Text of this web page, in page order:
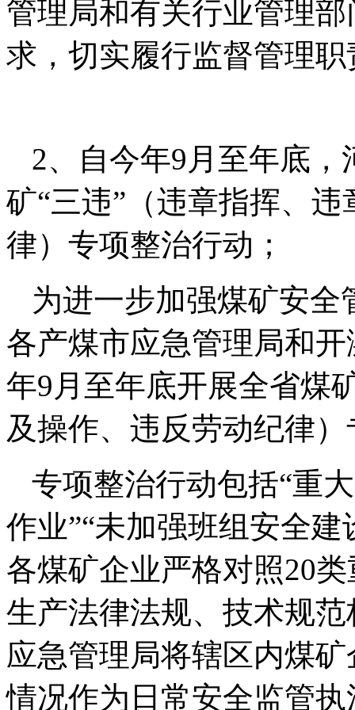
管理局和有关行业管理
求，切实履行监督管理职
2、自今年9月至年底
矿“三违”（违章指挥、
律）专项整治行动；
为进一步加强煤矿安
各产煤市应急管理局和
年9月至年底开展全省煤
及操作、违反劳动纪律
专项整治行动包括“重
作业”“未加强班组安全
各煤矿企业严格对照20
生产法律法规、技术规
应急管理局将辖区内煤
情况作为日常安全监管